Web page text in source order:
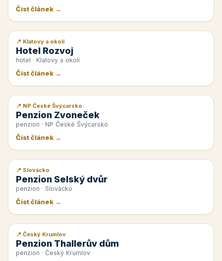
Číst článek →
📰 PR článek
📍 Klatovy a okolí
Hotel Rozvoj
hotel · Klatovy a okolí
Číst článek →
📰 PR článek
📍 NP České Švýcarsko
Penzion Zvoneček
penzion · NP České Švýcarsko
Číst článek →
📰 PR článek
📍 Slovácko
Penzion Selský dvůr
penzion · Slovácko
Číst článek →
📰 PR článek
📍 Český Krumlov
Penzion Thallerův dům
penzion · Český Krumlov